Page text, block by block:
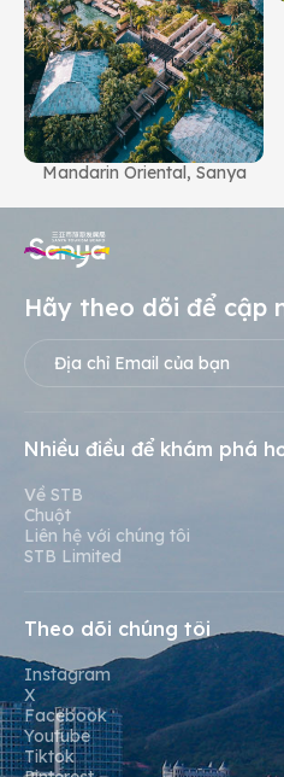
Mandarin Oriental, Sanya
Hãy theo dõi để cập
Nhiều điều để khám phá
Về STB
Chuột
Liên hệ với chúng tôi
STB Limited
Theo dõi chúng tôi
Instagram
X
Facebook
Youtube
Tiktok